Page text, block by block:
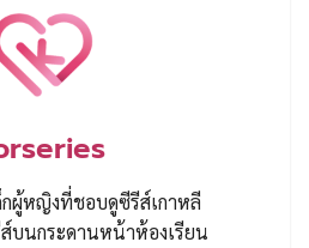
กผู้หญิงที่ชอบดูซีรีส์เกาหลี
บนกระดานหน้าห้องเรียน